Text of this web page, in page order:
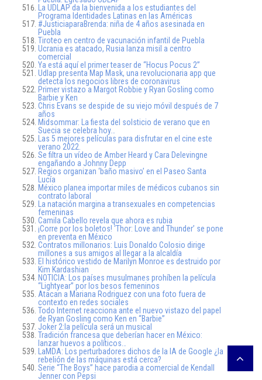
La UDLAP da la bienvenida a los estudiantes del
Programa Identidades Latinas en las Américas
#JusticiaparaBrenda: niña de 4 años asesinada en
Puebla
Tiroteo en centro de vacunación infantil de Puebla
Ucrania es atacado, Rusia lanza misil a centro
comercial
Ya está aquí el primer teaser de “Hocus Pocus 2”
Udlap presenta Map Mask, una revolucionaria app que
detecta los negocios libres de coronavirus
Primer vistazo a Margot Robbie y Ryan Gosling como
Barbie y Ken
Chris Evans se despide de su viejo móvil después de 7
años
Midsommar: La fiesta del solsticio de verano que en
Suecia se celebra hoy…
Las 5 mejores películas para disfrutar en el cine este
verano 2022.
Se filtra un vídeo de Amber Heard y Cara Delevingne
engañando a Johnny Depp
Regios organizan ‘baño masivo’ en el Paseo Santa
Lucía
México planea importar miles de médicos cubanos sin
contrato laboral
La natación margina a transexuales en competencias
femeninas
Camila Cabello revela que ahora es rubia
¡Corre por los boletos! ‘Thor: Love and Thunder’ se pone
en preventa en México
Contratos millonarios: Luis Donaldo Colosio dirige
millones a sus amigos al llegar a la alcaldía
El histórico vestido de Marilyn Monroe es destruido por
Kim Kardashian
NOTICIA: Los países musulmanes prohíben la película
“Lightyear” por los besos femeninos
Atacan a Mariana Rodriguez con una foto fuera de
contexto en redes sociales
Todo Internet reacciona ante el nuevo vistazo del papel
de Ryan Gosling como Ken en “Barbie”
Joker 2:la película será un musical
Tradición francesa que deberían hacer en México:
lanzar huevos a políticos…
LaMDA: Los perturbadores dichos de la IA de Google ¿la
rebelión de las máquinas está cerca?
Serie “The Boys” hace parodia a comercial de Kendall
Jenner con Pepsi